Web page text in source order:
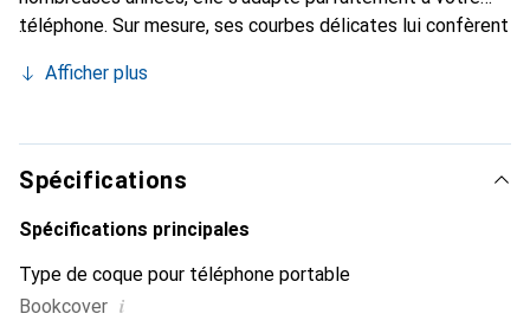
téléphone. Sur mesure, ses courbes délicates lui confèrent
chic et indispensable pour votre smartphone. Reconnaître
marque Noreve est un choix sûr pour une clientèle
exigeante.
Afficher plus
Spécifications
Spécifications principales
Type de coque pour téléphone portable
Bookcover i